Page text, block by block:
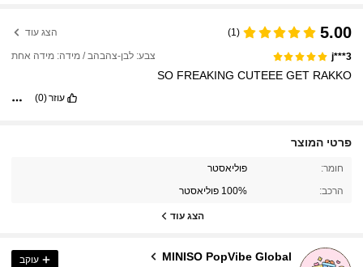
5.00
(1) הצג עוד
j***3 צבע: לבן-צהבהב / מידה: מידה אחת
SO FREAKING CUTEEE GET RAKKO
עוזר(0)
פרטי המוצר
חומר: פוליאסטר
הרכב: 100% פוליאסטר
הצג עוד
MINISO PopVibe Global
15K עוקבים
עוקב